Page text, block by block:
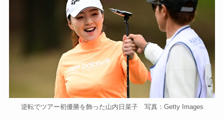
逆転でツアー初優勝を飾った山内日菜子 写真：Getty Images